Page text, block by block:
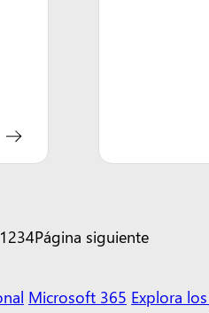
1234Página siguiente
Microsoft 365 Explora